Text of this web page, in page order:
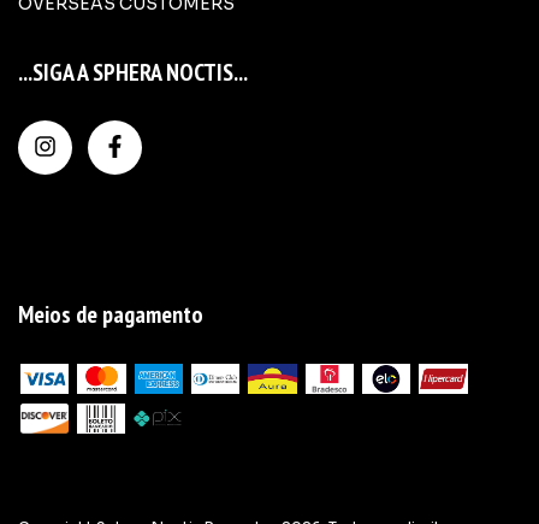
...SIGA A SPHERA NOCTIS...
Meios de pagamento